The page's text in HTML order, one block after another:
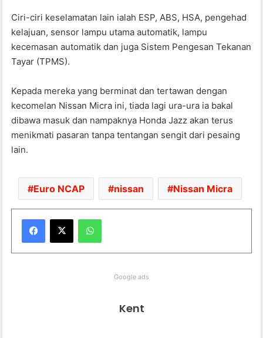
Ciri-ciri keselamatan lain ialah ESP, ABS, HSA, pengehad
kelajuan, sensor lampu utama automatik, lampu
kecemasan automatik dan juga Sistem Pengesan Tekanan
Tayar (TPMS).
Kepada mereka yang berminat dan tertawan dengan
kecomelan Nissan Micra ini, tiada lagi ura-ura ia bakal
dibawa masuk dan nampaknya Honda Jazz akan terus
menikmati pasaran tanpa tentangan sengit dari pesaing
lain.
Euro NCAP nissan Nissan Micra
Google ads
Kent